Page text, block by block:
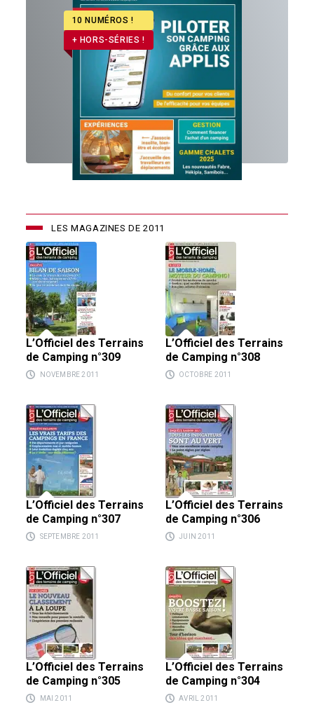
10 NUMÉROS !
+ HORS-SÉRIES !
LES MAGAZINES DE 2011
L’Officiel des Terrains
de Camping n°309
NOVEMBRE 2011
L’Officiel des Terrains
de Camping n°308
OCTOBRE 2011
L’Officiel des Terrains
de Camping n°307
SEPTEMBRE 2011
L’Officiel des Terrains
de Camping n°306
JUIN 2011
L’Officiel des Terrains
de Camping n°305
MAI 2011
L’Officiel des Terrains
de Camping n°304
AVRIL 2011